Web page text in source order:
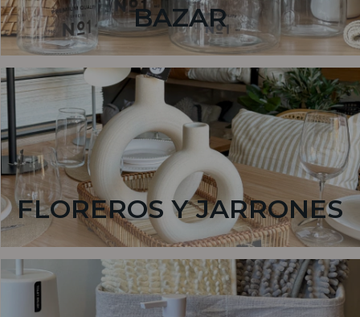
BAZAR
FLOREROS Y JARRONES